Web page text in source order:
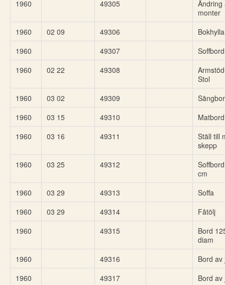
1960
49305
Ändring
monter
1960
02 09 49306
Bokhylla
1960
49307
Soffbord
1960
02 22 49308
Stol
1960
03 02 49309
1960
03 15 49310
Matbord
1960
03 16 49311
Ställ till
skepp
1960
03 25 49312
cm
1960
03 29 49313
Soffa
1960
03 29 49314
Fåtölj
1960
49315
Bord
diam
1960
49316
Bord av
1960
49317
Bord av